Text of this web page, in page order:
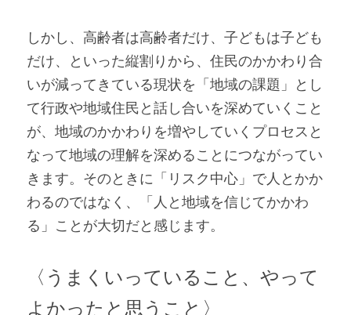
しかし、高齢者は高齢者だけ、子どもは子ども
だけ、といった縦割りから、住民のかかわり合
いが減ってきている現状を「地域の課題」とし
て行政や地域住民と話し合いを深めていくこと
が、地域のかかわりを増やしていくプロセスと
なって地域の理解を深めることにつながってい
きます。そのときに「リスク中心」で人とかか
わるのではなく、「人と地域を信じてかかわ
る」ことが大切だと感じます。
〈うまくいっていること、やって
よかったと思うこと〉